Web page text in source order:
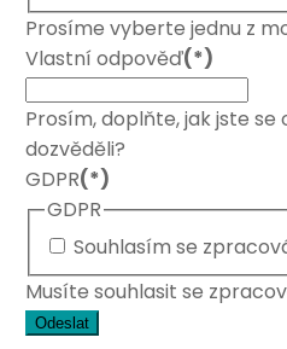
Prosíme vyberte jednu z
Vlastní odpověď(*)
Prosím, doplňte, jak jste se
dozvěděli?
GDPR(*)
GDPR
Souhlasím se
Musíte souhlasit se
Odeslat